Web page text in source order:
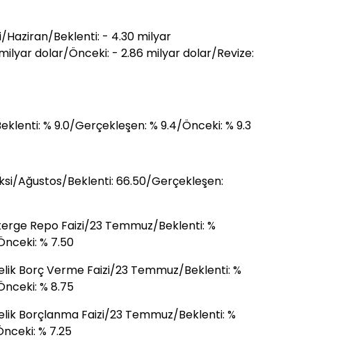
Haziran/Beklenti: - 4.30 milyar
dolar/Önceki: - 2.86 milyar dolar/Revize:
% 9.0/Gerçekleşen: % 9.4/Önceki: % 9.3
Ağustos/Beklenti: 66.50/Gerçekleşen:
Repo Faizi/23 Temmuz/Beklenti: %
% 7.50
Borç Verme Faizi/23 Temmuz/Beklenti: %
% 8.75
Borçlanma Faizi/23 Temmuz/Beklenti: %
% 7.25